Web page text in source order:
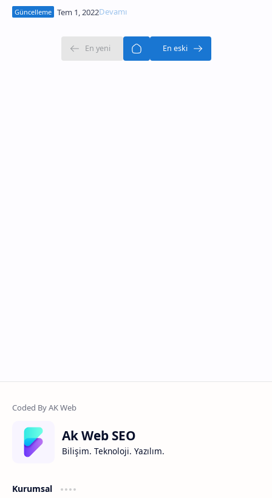
hallerine Usta sorma be Aşk zor, zor her…
Ak Web SEO
Bilişim. Teknoloji. Yazılım.
Kurumsal